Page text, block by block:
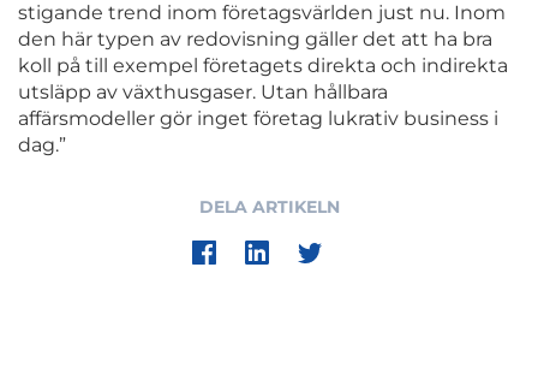
stigande trend inom företagsvärlden just nu. Inom
den här typen av redovisning gäller det att ha bra
koll på till exempel företagets direkta och indirekta
utsläpp av växthusgaser. Utan hållbara
affärsmodeller gör inget företag lukrativ business i
dag.”
DELA ARTIKELN